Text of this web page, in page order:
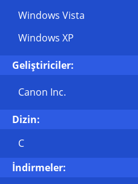
Windows Vista
Windows XP
Geliştiriciler:
Canon Inc.
Dizin:
C
İndirmeler: